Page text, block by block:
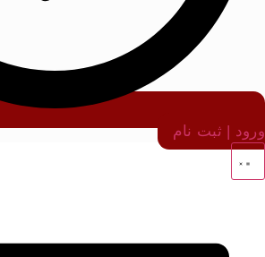
ورود | ثبت نام